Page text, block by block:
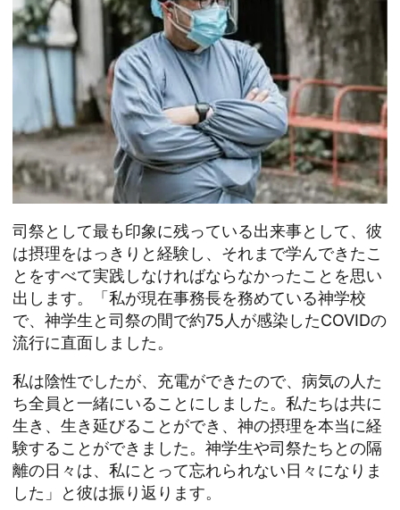
司祭として最も印象に残っている出来事として、彼
は摂理をはっきりと経験し、それまで学んできたこ
とをすべて実践しなければならなかったことを思い
出します。「私が現在事務長を務めている神学校
で、神学生と司祭の間で約75人が感染したCOVIDの
流行に直面しました。
私は陰性でしたが、充電ができたので、病気の人た
ち全員と一緒にいることにしました。私たちは共に
生き、生き延びることができ、神の摂理を本当に経
験することができました。神学生や司祭たちとの隔
離の日々は、私にとって忘れられない日々になりま
した」と彼は振り返ります。